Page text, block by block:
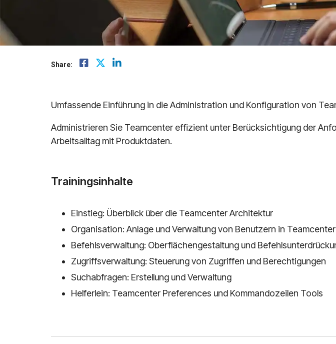
Share:
Umfassende Einführung in die Administration und Konfiguration von
Administrieren Sie Teamcenter effizient unter Berücksichtigung der
Arbeitsalltag mit Produktdaten.
Trainingsinhalte
Einstieg: Überblick über die Teamcenter Architektur
Organisation: Anlage und Verwaltung von Benutzern in Teamcenter
Befehlsverwaltung: Oberflächengestaltung und
Zugriffsverwaltung: Steuerung von Zugriffen und Berechtigungen
Suchabfragen: Erstellung und Verwaltung
Helferlein: Teamcenter Preferences und Kommandozeilen Tools